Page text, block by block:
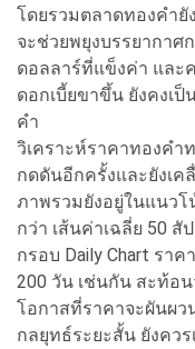
โดยรวมตลาดทองคํายั
จะช่วยพยุงบรรยากาศ
ดอลลาร์ที่แข็งค่า และ
ดอกเบี้ยขาขึ้น ยังคงเ
คํา
วิเคราะห์ราคาทองคํา
กดดันอีกครั้งและยังเค
ภาพรวมยังอยู่ในแนวโ
กว่า เส้นค่าเฉลี่ย 50 สั
กรอบ Daily Chart รา
200 วัน เช่นกัน สะท้อ
โอกาสที่ราคาจะผันผ
กลยุทธ์ระยะสั้น ยังคว